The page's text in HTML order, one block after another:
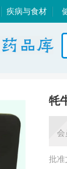
疾病与食材
牦
会
批准